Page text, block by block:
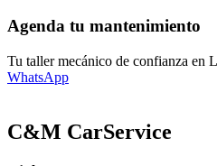
Agenda tu mantenimiento
Tu taller mecánico de confianza en
WhatsApp
C&M CarService